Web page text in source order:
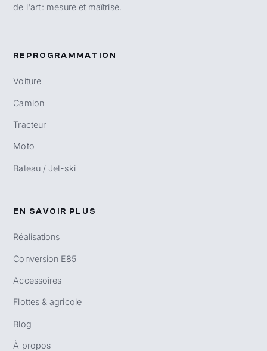
de l'art : mesuré et maîtrisé.
REPROGRAMMATION
Voiture
Camion
Tracteur
Moto
Bateau / Jet-ski
EN SAVOIR PLUS
Réalisations
Conversion E85
Accessoires
Flottes & agricole
Blog
À propos